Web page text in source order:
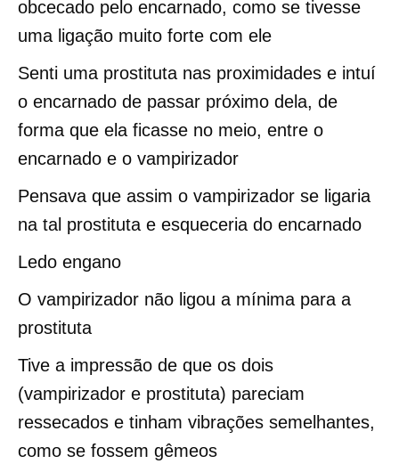
obcecado pelo encarnado, como se tivesse
uma ligação muito forte com ele
Senti uma prostituta nas proximidades e intuí
o encarnado de passar próximo dela, de
forma que ela ficasse no meio, entre o
encarnado e o vampirizador
Pensava que assim o vampirizador se ligaria
na tal prostituta e esqueceria do encarnado
Ledo engano
O vampirizador não ligou a mínima para a
prostituta
Tive a impressão de que os dois
(vampirizador e prostituta) pareciam
ressecados e tinham vibrações semelhantes,
como se fossem gêmeos